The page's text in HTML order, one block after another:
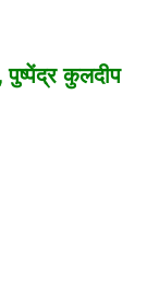
पुष्पेंद्र कुलदीप